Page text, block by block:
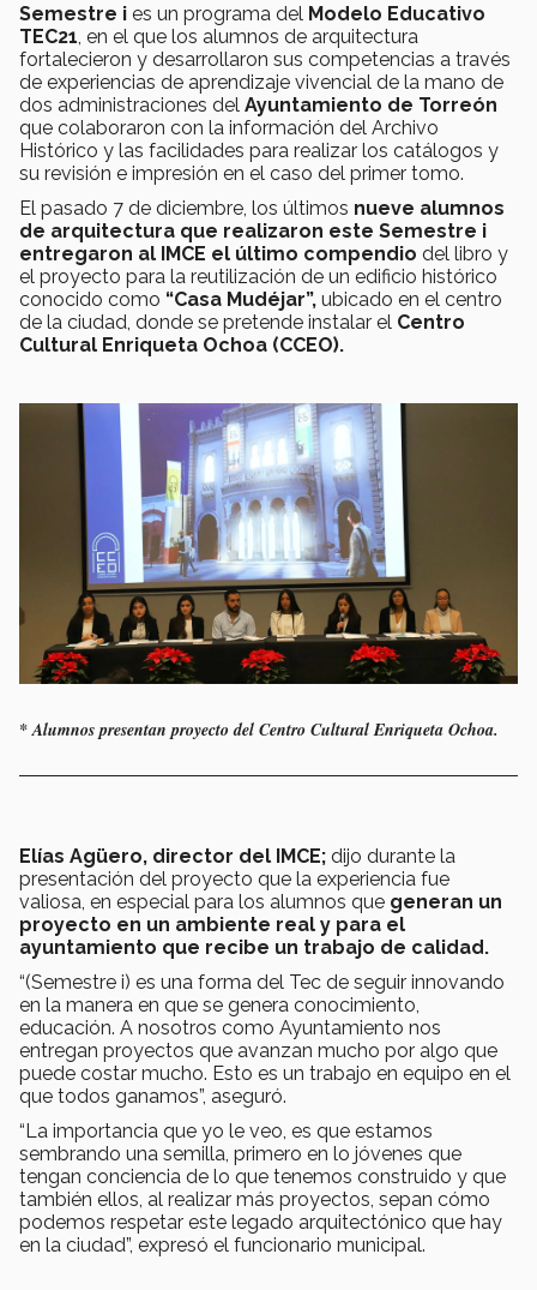
Semestre i es un programa del Modelo Educativo
TEC21 , en el que los alumnos de arquitectura
fortalecieron y desarrollaron sus competencias a través
de experiencias de aprendizaje vivencial de la mano de
dos administraciones del Ayuntamiento de Torreón
que colaboraron con la información del Archivo
Histórico y las facilidades para realizar los catálogos y
su revisión e impresión en el caso del primer tomo.
El pasado 7 de diciembre, los últimos nueve alumnos
de arquitectura que realizaron este Semestre i
entregaron al IMCE el último compendio del libro y
el proyecto para la reutilización de un edificio histórico
conocido como “Casa Mudéjar”, ubicado en el centro
de la ciudad, donde se pretende instalar el Centro
Cultural Enriqueta Ochoa (CCEO).
* Alumnos presentan proyecto del Centro Cultural Enriqueta Ochoa.
Elías Agüero, director del IMCE; dijo durante la
presentación del proyecto que la experiencia fue
valiosa, en especial para los alumnos que generan un
proyecto en un ambiente real y para el
ayuntamiento que recibe un trabajo de calidad.
“(Semestre i) es una forma del Tec de seguir innovando
en la manera en que se genera conocimiento,
educación. A nosotros como Ayuntamiento nos
entregan proyectos que avanzan mucho por algo que
puede costar mucho. Esto es un trabajo en equipo en el
que todos ganamos”, aseguró.
“La importancia que yo le veo, es que estamos
sembrando una semilla, primero en lo jóvenes que
tengan conciencia de lo que tenemos construido y que
también ellos, al realizar más proyectos, sepan cómo
podemos respetar este legado arquitectónico que hay
en la ciudad”, expresó el funcionario municipal.